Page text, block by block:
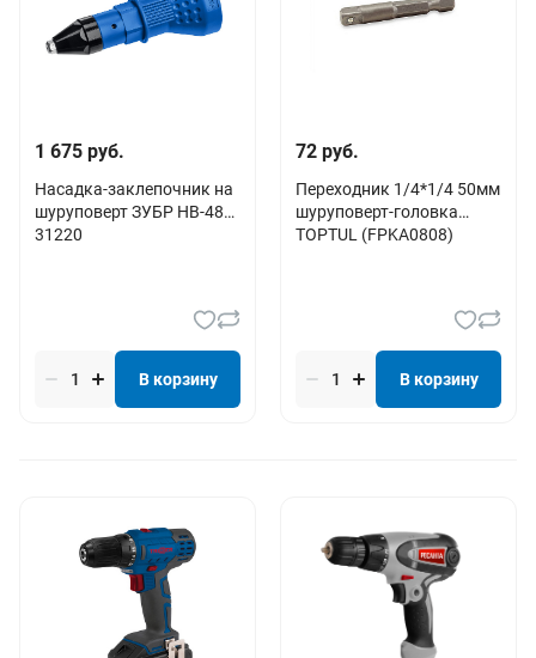
1 675 руб.
Насадка-заклепочник на
шуруповерт ЗУБР НВ-48
31220
В корзину
72 руб.
Переходник 1/4*1/4 50мм
шуруповерт-головка
TOPTUL (FPKA0808)
В корзину